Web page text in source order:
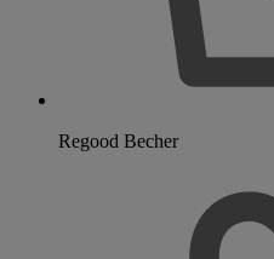
Regood Becher